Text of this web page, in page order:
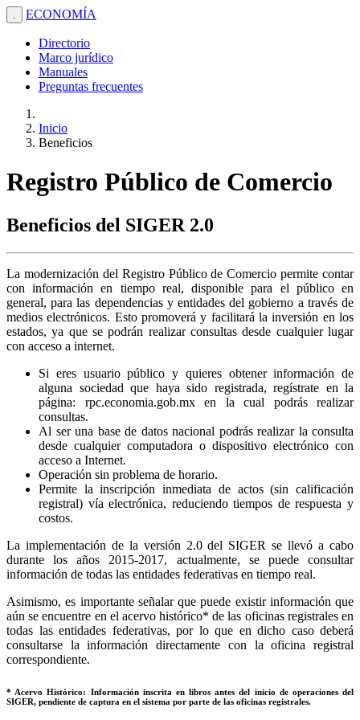
. ECONOMÍA
Directorio
Marco jurídico
Manuales
Preguntas frecuentes
Inicio
Beneficios
Registro Público de Comercio
Beneficios del SIGER 2.0
La modernización del Registro Público de Comercio permite contar
con información en tiempo real, disponible para el público en
general, para las dependencias y entidades del gobierno a través de
medios electrónicos. Esto promoverá y facilitará la inversión en los
estados, ya que se podrán realizar consultas desde cualquier lugar
con acceso a internet.
Si eres usuario público y quieres obtener información de
alguna sociedad que haya sido registrada, regístrate en la
página: rpc.economia.gob.mx en la cual podrás realizar
consultas.
Al ser una base de datos nacional podrás realizar la consulta
desde cualquier computadora o dispositivo electrónico con
acceso a Internet.
Operación sin problema de horario.
Permite la inscripción inmediata de actos (sin calificación
registral) vía electrónica, reduciendo tiempos de respuesta y
costos.
La implementación de la versión 2.0 del SIGER se llevó a cabo
durante los años 2015-2017, actualmente, se puede consultar
información de todas las entidades federativas en tiempo real.
Asimismo, es importante señalar que puede existir información que
aún se encuentre en el acervo histórico* de las oficinas registrales en
todas las entidades federativas, por lo que en dicho caso deberá
consultarse la información directamente con la oficina registral
correspondiente.
* Acervo Histórico: Información inscrita en libros antes del inicio de operaciones del
SIGER, pendiente de captura en el sistema por parte de las oficinas registrales.